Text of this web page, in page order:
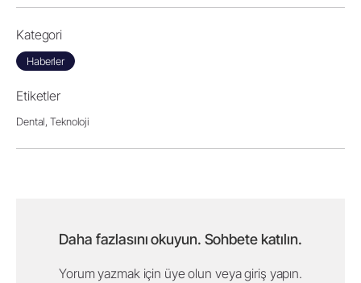
Kategori
Haberler
Etiketler
Dental, Teknoloji
Daha fazlasını okuyun. Sohbete katılın.
Yorum yazmak için üye olun veya giriş yapın.